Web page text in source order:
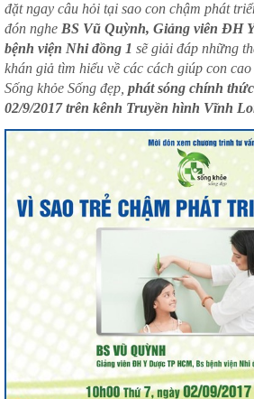
đặt ngay câu hỏi tại sao con chậm phát
đón nghe BS Vũ Quỳnh, Giảng viên ĐH
bệnh viện Nhi đồng 1 sẽ giải đáp những
khán giả tìm hiểu về các cách giúp con
Sống khỏe Sống đẹp, phát sóng chính
02/9/2017 trên kênh Truyền hình Vĩnh